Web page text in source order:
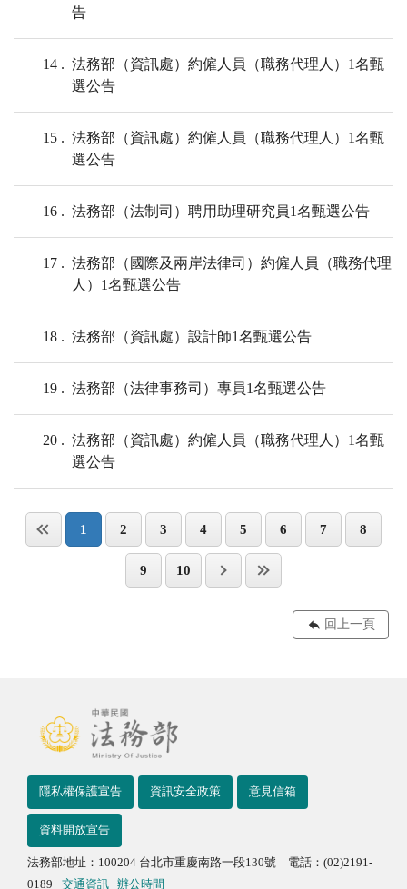
告
14
法務部（資訊處）約僱人員（職務代理人）1名甄
選公告
15
法務部（資訊處）約僱人員（職務代理人）1名甄
選公告
16 法務部（法制司）聘⽤助理研究員1名甄選公告
17
法務部（國際及兩岸法律司）約僱人員（職務代理
人）1名甄選公告
18 法務部（資訊處）設計師1名甄選公告
19 法務部（法律事務司）專員1名甄選公告
20
法務部（資訊處）約僱人員（職務代理人）1名甄
選公告
1 2 3 4 5 6 7 8
9 10
回上一頁
隱私權保護宣告 資訊安全政策 意見信箱
資料開放宣告
法務部地址：100204 台北市重慶南路一段130號 電話：(02)2191-
0189
交通資訊 辦公時間